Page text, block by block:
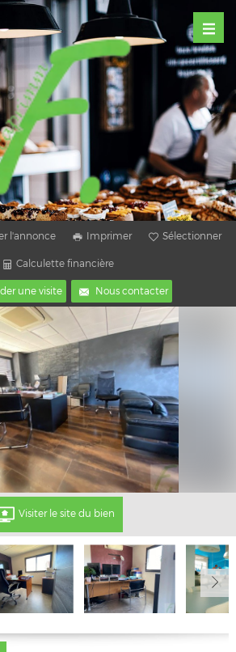
l'annonce Imprimer Sélectionner
Calculette financière
une visite Nous contacter
Visiter le site du bien